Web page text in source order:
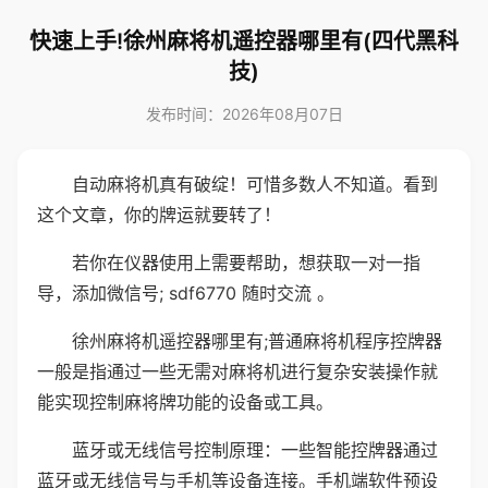
快速上手!徐州麻将机遥控器哪里有(四代黑科
技)
发布时间：2026年08月07日
自动麻将机真有破绽！可惜多数人不知道。看到
这个文章，你的牌运就要转了！
若你在仪器使用上需要帮助，想获取一对一指
导，添加微信号; sdf6770 随时交流 。
徐州麻将机遥控器哪里有;普通麻将机程序控牌器
一般是指通过一些无需对麻将机进行复杂安装操作就
能实现控制麻将牌功能的设备或工具。
蓝牙或无线信号控制原理：一些智能控牌器通过
蓝牙或无线信号与手机等设备连接。手机端软件预设